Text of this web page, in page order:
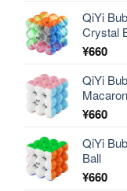
QiYi
Crystal
¥660
QiYi
Macaron
¥660
QiYi
Ball
¥660